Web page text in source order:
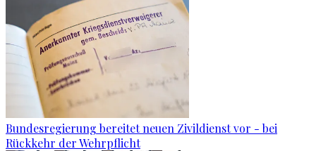
Bundesregierung bereitet neuen Zivildienst vor - bei
Rückkehr der Wehrpflicht